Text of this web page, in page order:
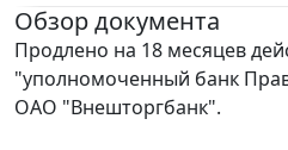
Обзор документа
Продлено на 18 месяцев
"уполномоченный банк
ОАО "Внешторгбанк".